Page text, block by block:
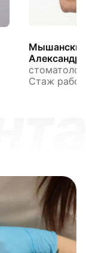
Мышанский
Стаж